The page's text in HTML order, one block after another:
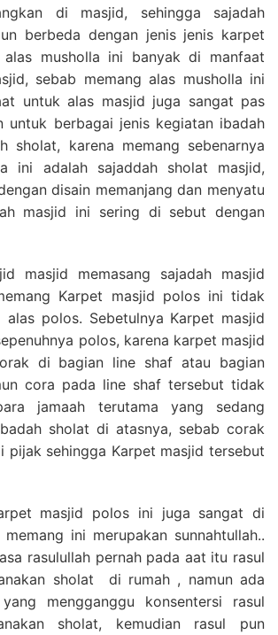
di masjid, sehingga sajadah
berbeda dengan jenis jenis karpet
alas musholla ini banyak di manfaat
sebab memang alas musholla ini
untuk alas masjid juga sangat pas
untuk berbagai jenis kegiatan ibadah
sholat, karena memang sebenarnya
ini adalah sajaddah sholat masjid,
disain memanjang dan menyatu
masjid ini sering di sebut dengan
masjid memasang sajadah masjid
Karpet masjid polos ini tidak
polos. Sebetulnya Karpet masjid
polos, karena karpet masjid
di bagian line shaf atau bagian
cora pada line shaf tersebut tidak
jamaah terutama yang sedang
sholat di atasnya, sebab corak
pijak sehingga Karpet masjid tersebut
masjid polos ini juga sangat di
ini merupakan sunnahtullah..
rasulullah pernah pada aat itu rasul
sholat di rumah , namun ada
mengganggu konsentersi rasul
sholat, kemudian rasul pun